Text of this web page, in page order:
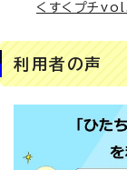
くすくプチ
利用者の声